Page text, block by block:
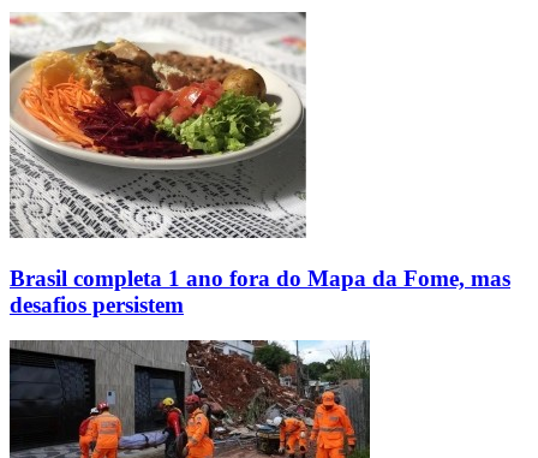
Brasil completa 1 ano fora do Mapa da Fome, mas
desafios persistem